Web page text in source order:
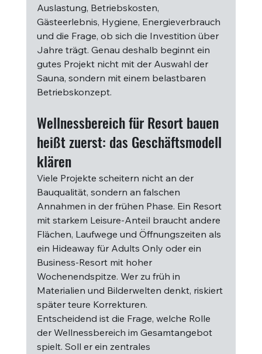
Auslastung, Betriebskosten,
Gästeerlebnis, Hygiene, Energieverbrauch
und die Frage, ob sich die Investition über
Jahre trägt. Genau deshalb beginnt ein
gutes Projekt nicht mit der Auswahl der
Sauna, sondern mit einem belastbaren
Betriebskonzept.
Wellnessbereich für Resort bauen
heißt zuerst: das Geschäftsmodell
klären
Viele Projekte scheitern nicht an der
Bauqualität, sondern an falschen
Annahmen in der frühen Phase. Ein Resort
mit starkem Leisure-Anteil braucht andere
Flächen, Laufwege und Öffnungszeiten als
ein Hideaway für Adults Only oder ein
Business-Resort mit hoher
Wochenendspitze. Wer zu früh in
Materialien und Bilderwelten denkt, riskiert
später teure Korrekturen.
Entscheidend ist die Frage, welche Rolle
der Wellnessbereich im Gesamtangebot
spielt. Soll er ein zentrales